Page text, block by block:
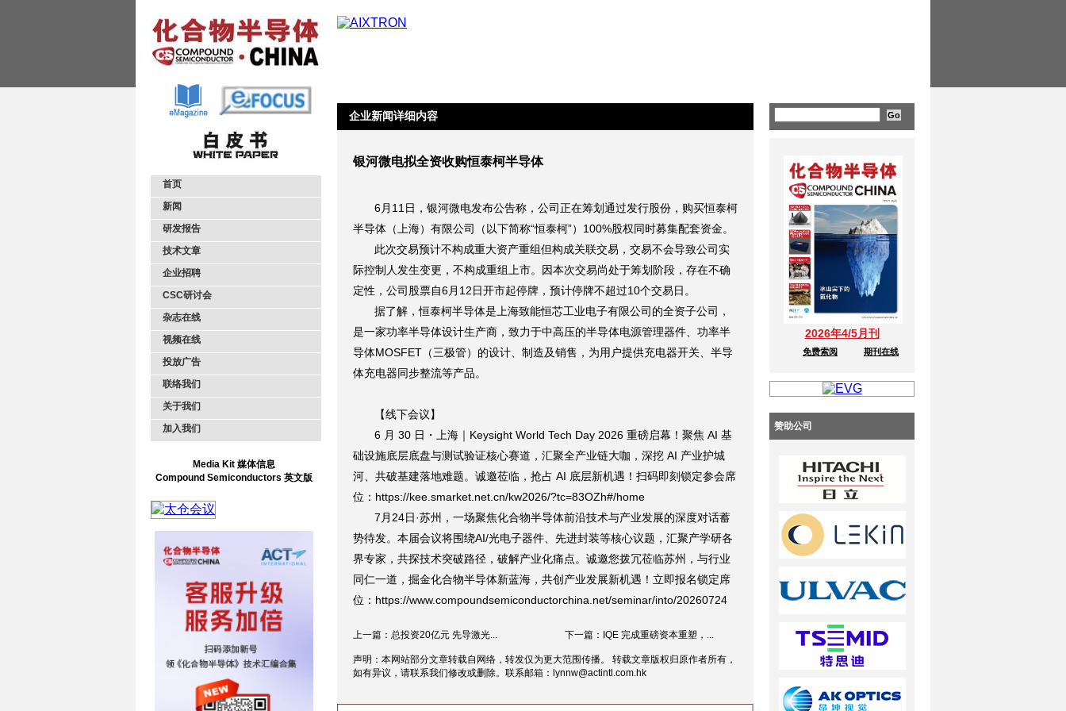
首页
新闻
研发报告
技术文章
企业招聘
CSC研讨会
杂志在线
视频在线
投放广告
联络我们
关于我们
加入我们
Media Kit 媒体信息
Compound Semiconductors 英文版
企业新闻详细内容
银河微电拟全资收购恒泰柯半导体
6月11日，银河微电发布公告称，公司正在筹划通过发行股份，购买恒泰柯
半导体（上海）有限公司（以下简称“恒泰柯”）100%股权同时募集配套资金。
此次交易预计不构成重大资产重组但构成关联交易，交易不会导致公司实
际控制人发生变更，不构成重组上市。因本次交易尚处于筹划阶段，存在不确
定性，公司股票自6月12日开市起停牌，预计停牌不超过10个交易日。
据了解，恒泰柯半导体是上海致能恒芯工业电子有限公司的全资子公司，
是一家功率半导体设计生产商，致力于中高压的半导体电源管理器件、功率半
导体MOSFET（三极管）的设计、制造及销售，为用户提供充电器开关、半导
体充电器同步整流等产品。
【线下会议】
6 月 30 日・上海｜Keysight World Tech Day 2026 重磅启幕！聚焦 AI 基
础设施底层底盘与测试验证核心赛道，汇聚全产业链大咖，深挖 AI 产业护城
河、共破基建落地难题。诚邀莅临，抢占 AI 底层新机遇！扫码即刻锁定参会席
位：https://kee.smarket.net.cn/kw2026/?tc=83OZh#/home
7月24日·苏州，一场聚焦化合物半导体前沿技术与产业发展的深度对话蓄
势待发。本届会议将围绕AI/光电子器件、先进封装等核心议题，汇聚产学研各
界专家，共探技术突破路径，破解产业化痛点。诚邀您拨冗莅临苏州，与行业
同仁一道，掘金化合物半导体新蓝海，共创产业发展新机遇！立即报名锁定席
位：https://www.compoundsemiconductorchina.net/seminar/into/20260724
上一篇：总投资20亿元 先导激光... 下一篇：IQE 完成重磅资本重塑，...
声明：本网站部分文章转载自网络，转发仅为更大范围传播。 转载文章版权归原作者所有，
如有异议，请联系我们修改或删除。联系邮箱： lynnw@actintl.com.hk
2026年4/5月刊
免费索阅 期刊在线
赞助公司